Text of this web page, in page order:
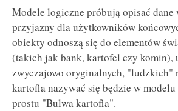
Modele logiczne próbują opisać dane
przyjazny dla użytkowników
obiekty odnoszą się do elementów
(takich jak bank, kartofel czy komin),
zwyczajowo oryginalnych, "ludzkich"
kartofla nazywać się będzie w
prostu "Bulwa kartofla".